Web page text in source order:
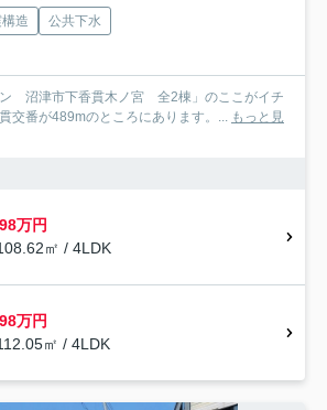
造
公共下水
ン 沼津市下香貫木ノ宮 全2棟」のここがイチ
交番が489mのところにあります。... もっと見
万円
㎡ / 4LDK
万円
㎡ / 4LDK